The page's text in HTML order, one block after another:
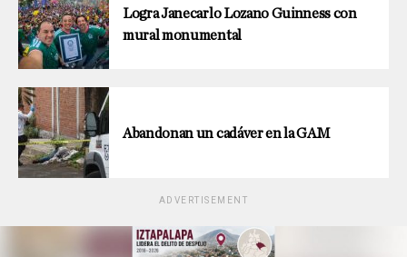
Logra Janecarlo Lozano Guinness con
mural monumental
Abandonan un cadáver en la GAM
ADVERTISEMENT